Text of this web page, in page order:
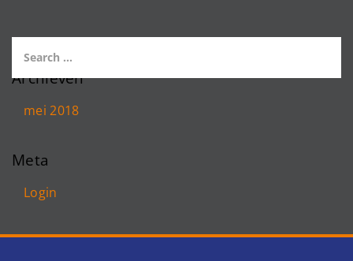
Archieven
mei 2018
Meta
Login